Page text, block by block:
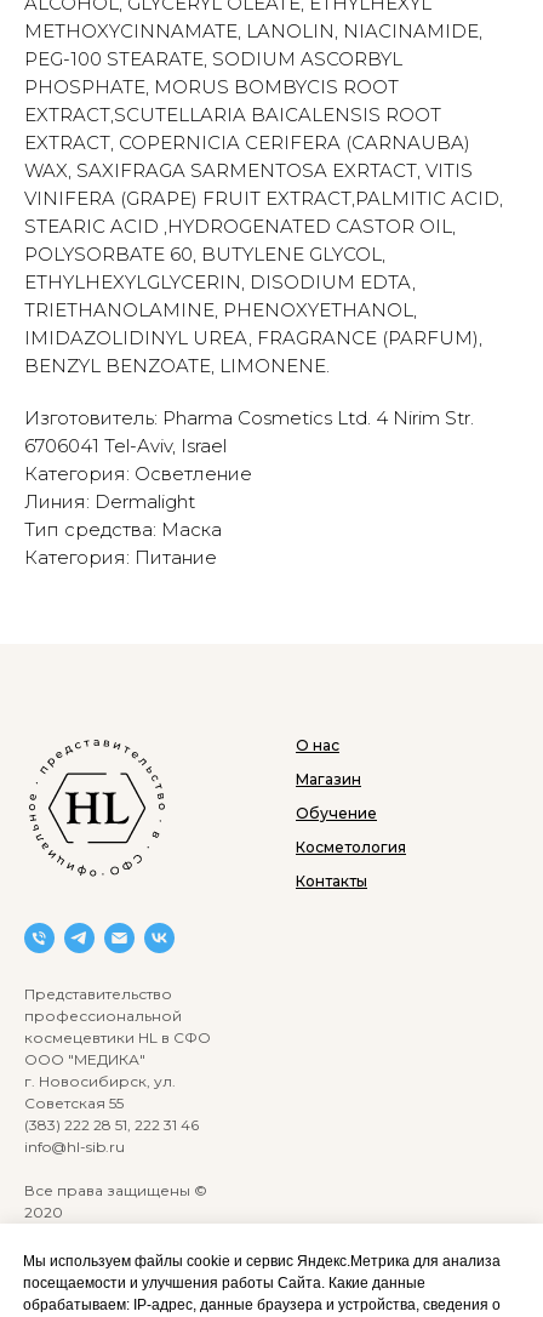
Мы используем файлы cookie и сервис Яндекс.Метрика для анализа
посещаемости и улучшения работы Сайта. Какие данные
обрабатываем: IP‑адрес, данные браузера и устройства, сведения о
METHOXYCINNAMATE, LANOLIN, NIACINAMIDE,
PEG-100 STEARATE, SODIUM ASCORBYL
PHOSPHATE, MORUS BOMBYCIS ROOT
EXTRACT,SCUTELLARIA BAICALENSIS ROOT
EXTRACT, COPERNICIA CERIFERA (CARNAUBA)
WAX, SAXIFRAGA SARMENTOSA EXRTACT, VITIS
VINIFERA (GRAPE) FRUIT EXTRACT,PALMITIC ACID,
STEARIC ACID ,HYDROGENATED CASTOR OIL,
POLYSORBATE 60, BUTYLENE GLYCOL,
ETHYLHEXYLGLYCERIN, DISODIUM EDTA,
TRIETHANOLAMINE, PHENOXYETHANOL,
IMIDAZOLIDINYL UREA, FRAGRANCE (PARFUM),
BENZYL BENZOATE, LIMONENE.
Изготовитель: Pharma Cosmetics Ltd. 4 Nirim Str.
6706041 Tel-Aviv, Israel
Категория: Осветление
Линия: Dermalight
Тип средства: Маска
Категория: Питание
Представительство
профессиональной
космецевтики HL в СФО
ООО "МЕДИКА"
г. Новосибирск, ул.
Советская 55
(383) 222 28 51, 222 31 46
info@hl-sib.ru
Все права защищены ©
2020
ANKRYONK
О нас
Магазин
Обучение
Косметология
Контакты